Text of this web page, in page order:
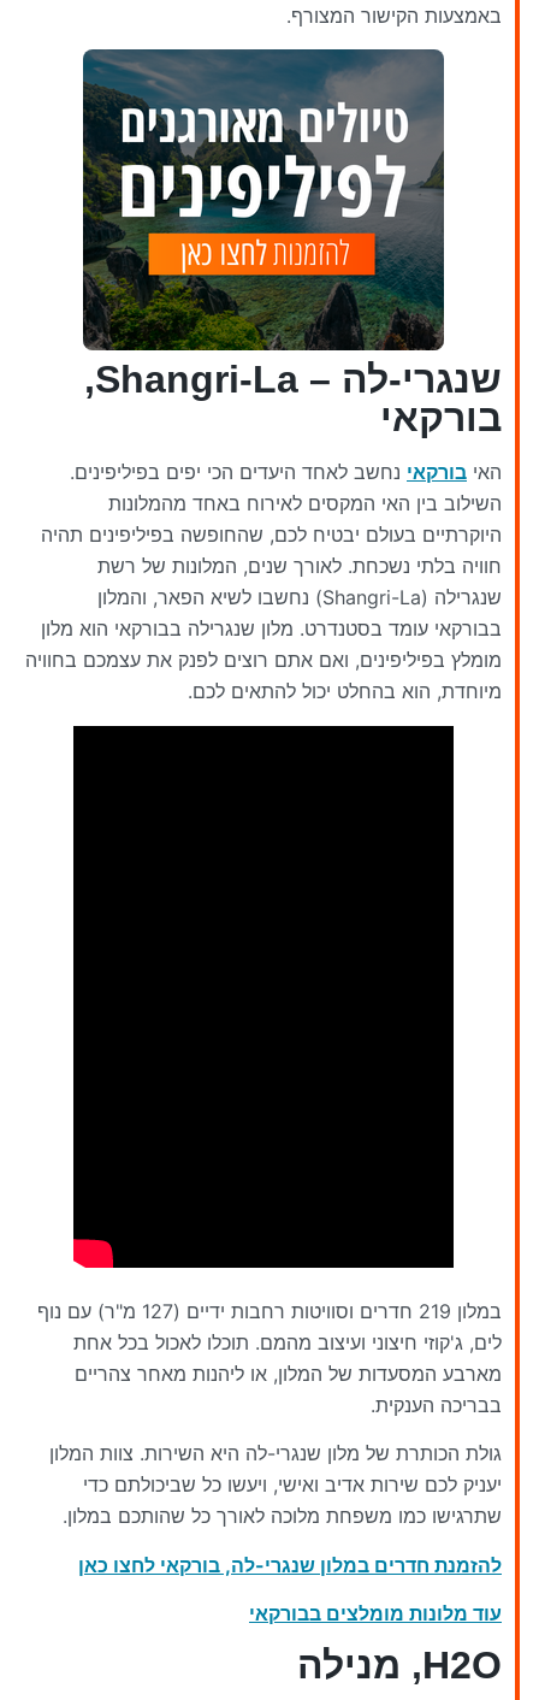
באמצעות הקישור המצורף.
שנגרי-לה – Shangri-La,
בורקאי
האי בורקאי נחשב לאחד היעדים הכי יפים בפיליפינים.
השילוב בין האי המקסים לאירוח באחד מהמלונות
היוקרתיים בעולם יבטיח לכם, שהחופשה בפיליפינים תהיה
חוויה בלתי נשכחת. לאורך שנים, המלונות של רשת
שנגרילה (Shangri-La) נחשבו לשיא הפאר, והמלון
בבורקאי עומד בסטנדרט. מלון שנגרילה בבורקאי הוא מלון
מומלץ בפיליפינים, ואם אתם רוצים לפנק את עצמכם בחוויה
מיוחדת, הוא בהחלט יכול להתאים לכם.
במלון 219 חדרים וסוויטות רחבות ידיים (127 מ"ר) עם נוף
לים, ג'קוזי חיצוני ועיצוב מהמם. תוכלו לאכול בכל אחת
מארבע המסעדות של המלון, או ליהנות מאחר צהריים
בבריכה הענקית.
גולת הכותרת של מלון שנגרי-לה היא השירות. צוות המלון
יעניק לכם שירות אדיב ואישי, ויעשו כל שביכולתם כדי
שתרגישו כמו משפחת מלוכה לאורך כל שהותכם במלון.
להזמנת חדרים במלון שנגרי-לה, בורקאי לחצו כאן
עוד מלונות מומלצים בבורקאי
H2O, מנילה